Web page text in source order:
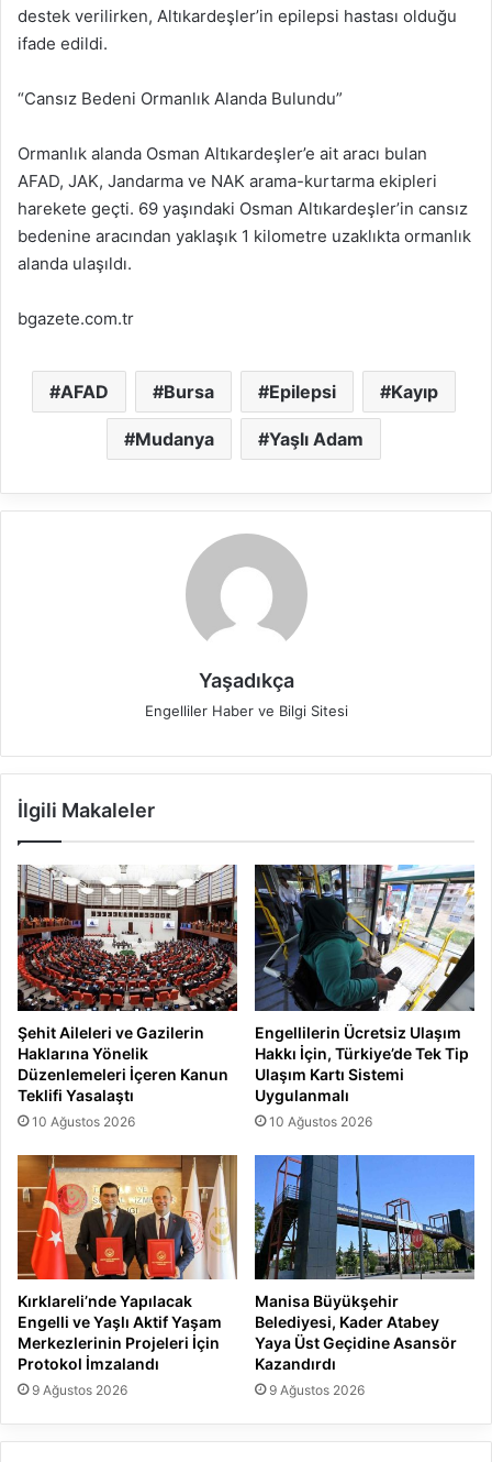
destek verilirken, Altıkardeşler’in epilepsi hastası olduğu
ifade edildi.
“Cansız Bedeni Ormanlık Alanda Bulundu”
Ormanlık alanda Osman Altıkardeşler’e ait aracı bulan
AFAD, JAK, Jandarma ve NAK arama-kurtarma ekipleri
harekete geçti. 69 yaşındaki Osman Altıkardeşler’in cansız
bedenine aracından yaklaşık 1 kilometre uzaklıkta ormanlık
alanda ulaşıldı.
bgazete.com.tr
AFAD Bursa Epilepsi Kayıp
Mudanya Yaşlı Adam
Yaşadıkça
Engelliler Haber ve Bilgi Sitesi
İlgili Makaleler
Şehit Aileleri ve Gazilerin
Haklarına Yönelik
Düzenlemeleri İçeren Kanun
Teklifi Yasalaştı
10 Ağustos 2026
Engellilerin Ücretsiz Ulaşım
Hakkı İçin, Türkiye’de Tek Tip
Ulaşım Kartı Sistemi
Uygulanmalı
10 Ağustos 2026
Kırklareli’nde Yapılacak
Engelli ve Yaşlı Aktif Yaşam
Merkezlerinin Projeleri İçin
Protokol İmzalandı
9 Ağustos 2026
Manisa Büyükşehir
Belediyesi, Kader Atabey
Yaya Üst Geçidine Asansör
Kazandırdı
9 Ağustos 2026